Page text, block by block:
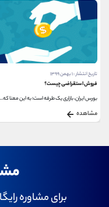
تاریخ انتشار : ۱ بهمن ۱۳۹۹
فروش استقراضی چیست؟
بورس ایران، بازاری یک طرفه است؛ به این معنا که...
مشاهده
برای مشاوره